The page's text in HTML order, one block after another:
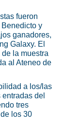
fueron
y
ganadores,
Galaxy. El
la muestra
al Ateneo de
a los/las
del
tres
los 30